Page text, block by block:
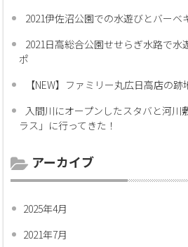
2021伊佐沼公園での水遊びとバーベ
2021日高総合公園せせらぎ水路で
ポ
【NEW】ファミリー丸広日高店の
入間川にオープンしたスタバと河川
ラス」に行ってきた！
アーカイブ
2025年4月
2021年7月